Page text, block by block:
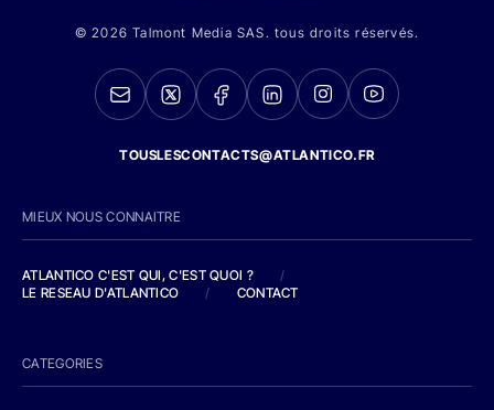
© 2026 Talmont Media SAS. tous droits réservés.
TOUSLESCONTACTS@ATLANTICO.FR
MIEUX NOUS CONNAITRE
ATLANTICO C'EST QUI, C'EST QUOI ?
/
LE RESEAU D'ATLANTICO
/ CONTACT
CATEGORIES